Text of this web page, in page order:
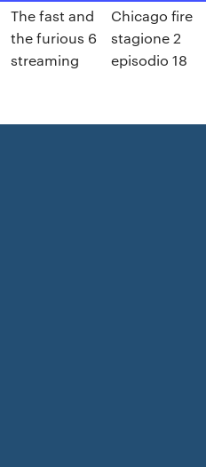
The fast and
the furious 6
streaming
Chicago fire
stagione 2
episodio 18